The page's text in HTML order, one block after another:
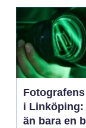
i Linköping:
än bara en